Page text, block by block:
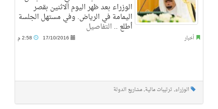
الوزراء بعد ظهر اليوم الاثنين بقصر
اليمامة في الرياض. وفي مستهل الجلسة
أطلع .. التفاصيل
أخبار 17/10/2016
الوزراء, ترتيبات مالية, مشاريع الدولة